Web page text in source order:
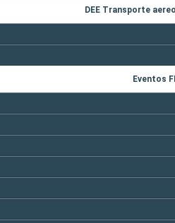
DEE Transporte
Eventos